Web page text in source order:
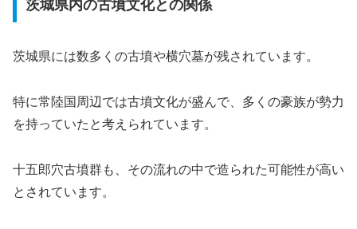
茨城県内の古墳文化との関係
茨城県には数多くの古墳や横穴墓が残されています。
特に常陸国周辺では古墳文化が盛んで、多くの豪族が勢力
を持っていたと考えられています。
十五郎穴古墳群も、その流れの中で造られた可能性が高い
とされています。